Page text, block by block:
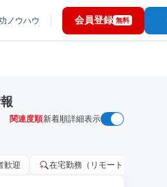
ノウハウ 会員登録 無料
関連度順新着順詳細表示
歓迎 在宅勤務（リモートワーク）OK